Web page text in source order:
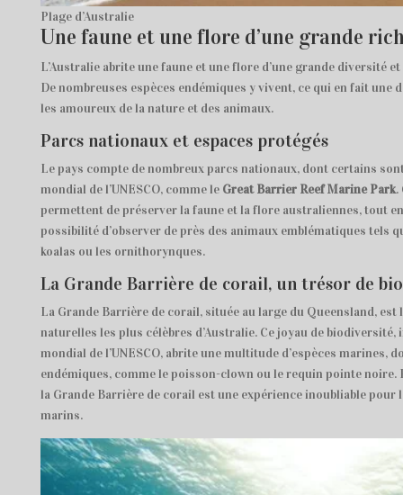
Plage d’Australie
Une faune et une flore d’une grande
L’Australie abrite une faune et une flore d’une grande diversité
De nombreuses espèces endémiques y vivent, ce qui en fait une
les amoureux de la nature et des animaux.
Parcs nationaux et espaces protégés
Le pays compte de nombreux parcs nationaux, dont certains
mondial de l’UNESCO, comme le Great Barrier Reef Marine Park.
permettent de préserver la faune et la flore australiennes, tout
possibilité d’observer de près des animaux emblématiques tels
koalas ou les ornithorynques.
La Grande Barrière de corail, un trésor de
La Grande Barrière de corail, située au large du Queensland, est
naturelles les plus célèbres d’Australie. Ce joyau de
mondial de l’UNESCO, abrite une multitude d’espèces marines,
endémiques, comme le poisson-clown ou le requin pointe noire.
la Grande Barrière de corail est une expérience inoubliable pour
marins.